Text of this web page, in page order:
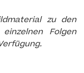
zu den
Folgen